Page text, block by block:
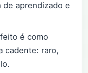
de aprendizado e
é como
cadente: raro,